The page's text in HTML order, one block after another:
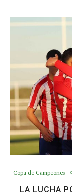
Copa de Campeones
LA LUCHA